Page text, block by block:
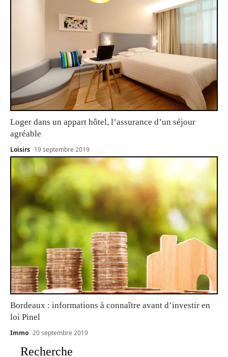
Loger dans un appart hôtel, l’assurance d’un séjour
agréable
Loisirs 19 septembre 2019
Bordeaux : informations à connaître avant d’investir en
loi Pinel
Immo 20 septembre 2019
Recherche